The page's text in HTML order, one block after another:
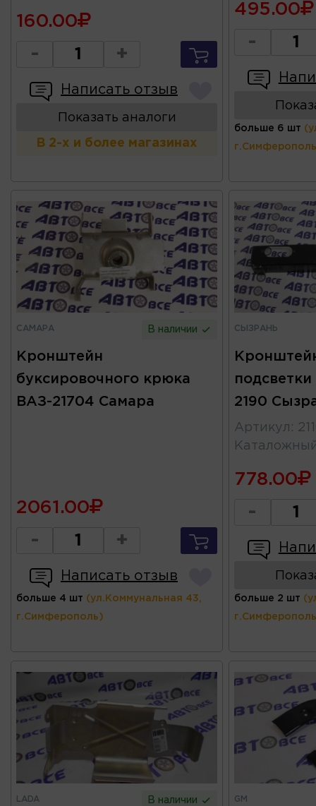
160.00
- +
Написать отзыв
Показать аналоги
В 2-х и более магазинах
495.00
-
больше 6 шт
САМАРА В наличии
Кронштейн
буксировочного крюка
ВАЗ-21704 Самара
2061.00
- +
Написать отзыв
больше 4 шт (ул.Коммунальная 43,
г.Симферополь)
СЫЗРАНЬ
подсветки
2190
Артикул :
778.00
-
больше 2 шт
LADA В наличии GM